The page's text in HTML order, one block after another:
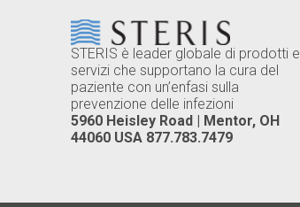
STERIS è leader globale di prodotti e
servizi che supportano la cura del
paziente con un’enfasi sulla
prevenzione delle infezioni
5960 Heisley Road | Mentor, OH
44060 USA 877.783.7479